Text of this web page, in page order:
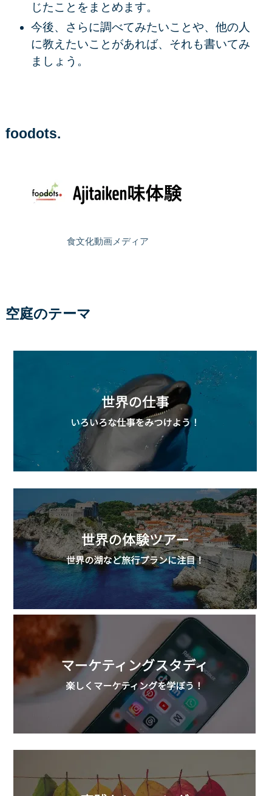
じたことをまとめます。
今後、さらに調べてみたいことや、他の人
に教えたいことがあれば、それも書いてみ
ましょう。
foodots.
食文化動画メディア
空庭のテーマ